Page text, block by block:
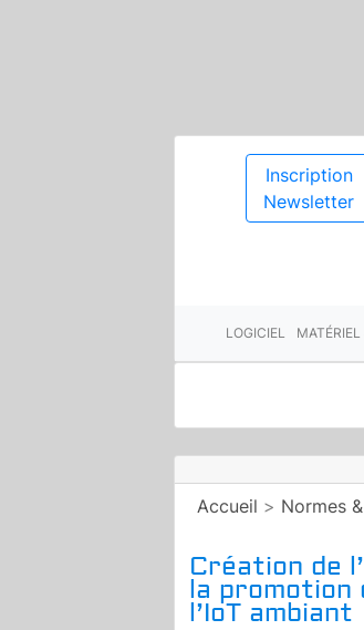
Inscription
Newsletter
LOGICIEL
Accueil > Normes
Création de
la promotion
l’IoT ambiant